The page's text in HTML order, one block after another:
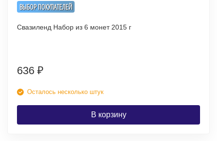
ВЫБОР ПОКУПАТЕЛЕЙ
Свазиленд Набор из 6 монет 2015 г
636 ₽
Осталось несколько штук
В корзину